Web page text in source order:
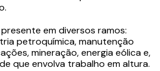
em diversos ramos:
petroquímica, manutenção
mineração, energia eólica e,
que envolva trabalho em altura.